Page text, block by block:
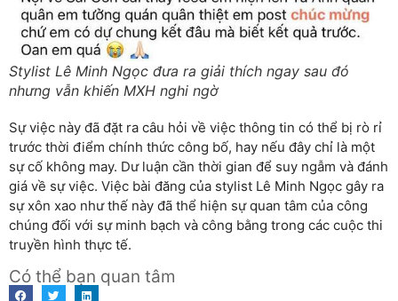
Stylist Lê Minh Ngọc đưa ra giải thích ngay sau đó
nhưng vẫn khiến MXH nghi ngờ
Sự việc này đã đặt ra câu hỏi về việc thông tin có thể bị rò rỉ
trước thời điểm chính thức công bố, hay nếu đây chỉ là một
sự cố không may. Dư luận cần thời gian để suy ngẫm và đánh
giá về sự việc. Việc bài đăng của stylist Lê Minh Ngọc gây ra
sự xôn xao như thế này đã thể hiện sự quan tâm của công
chúng đối với sự minh bạch và công bằng trong các cuộc thi
truyền hình thực tế.
Có thể bạn quan tâm